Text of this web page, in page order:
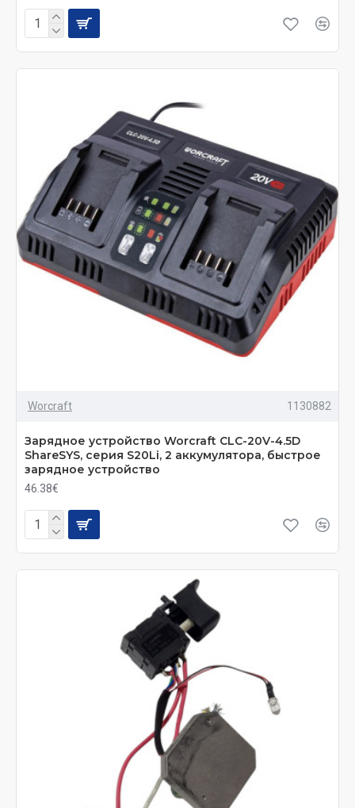
Worcraft 1130882
Зарядное устройство Worcraft CLC-20V-4.5D
ShareSYS, серия S20Li, 2 аккумулятора, быстрое
зарядное устройство
46.38€